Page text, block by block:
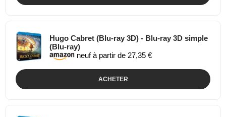
Hugo Cabret (Blu-ray 3D) - Blu-ray 3D simple
(Blu-ray)
neuf à partir de 27,35 €
ACHETER